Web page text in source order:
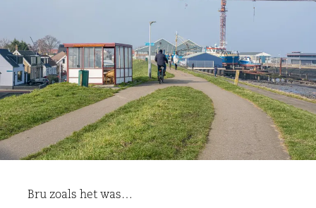
Bru zoals het was…